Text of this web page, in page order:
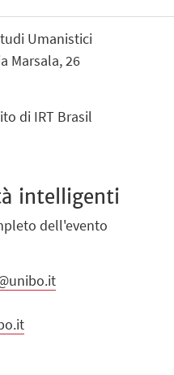
Umanistici
Marsala, 26
di IRT Brasil
intelligenti
dell'evento